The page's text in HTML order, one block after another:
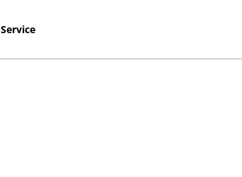
Service